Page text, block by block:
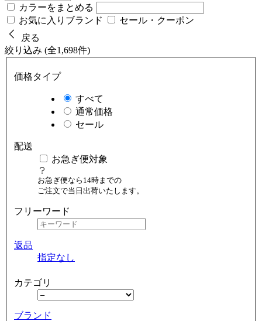
カラーをまとめる
お気に入りブランド
セール・クーポン
戻る
絞り込み (全1,698件)
価格タイプ
すべて
通常価格
セール
配送
お急ぎ便対象
お急ぎ便なら14時までの
ご注文で当日出荷いたします。
フリーワード
返品
指定なし
カテゴリ
ブランド